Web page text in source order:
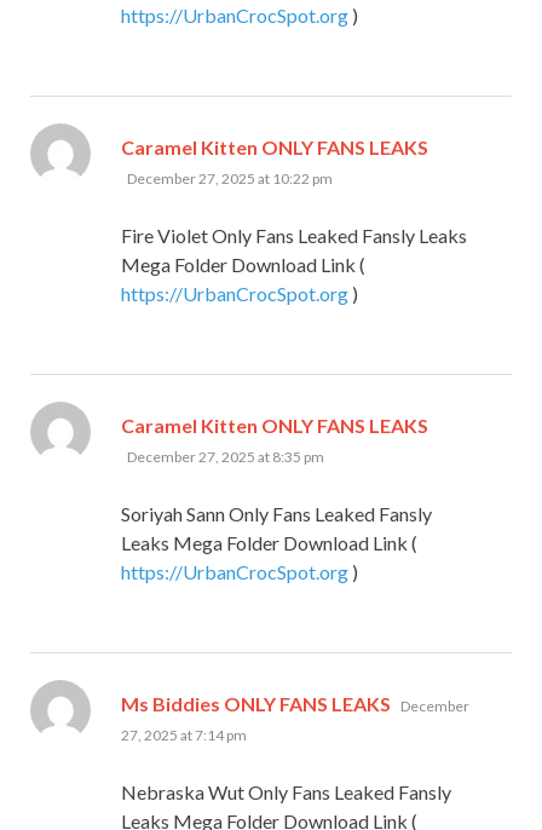
https://UrbanCrocSpot.org )
Caramel Kitten ONLY FANS LEAKS
December 27, 2025 at 10:22 pm
Fire Violet Only Fans Leaked Fansly Leaks
Mega Folder Download Link (
https://UrbanCrocSpot.org )
Caramel Kitten ONLY FANS LEAKS
December 27, 2025 at 8:35 pm
Soriyah Sann Only Fans Leaked Fansly
Leaks Mega Folder Download Link (
https://UrbanCrocSpot.org )
Ms Biddies ONLY FANS LEAKS says:
December
27, 2025 at 7:14 pm
Nebraska Wut Only Fans Leaked Fansly
Leaks Mega Folder Download Link (